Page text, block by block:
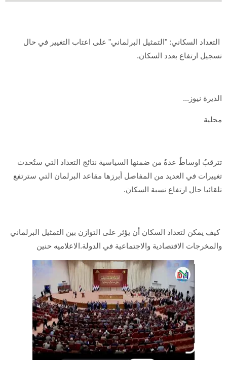
التعداد السكاني: "التمثيل البرلماني" على اعتاب التغيير في حال
تسجيل ارتفاع بعدد السكان.
الديرة نيوز...
محلية
تترقبُ اوساطٌ عدةٌ من ضمنها السياسية نتائج التعداد التي ستُحدث
تغييرات في العديد من المفاصل أبرزها مقاعد البرلمان التي سترتفع
تلقائيا حال ارتفاع نسبة السكان.
كيف يمكن لتعداد السكان أن يؤثر على التوازن بين التمثيل البرلماني
والمخرجات الاقتصادية والاجتماعية في الدولة.الاعلاميه حنين